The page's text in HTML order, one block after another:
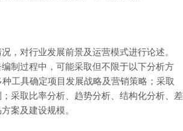
，对行业发展前景及运营模式进行论述。
制过程中，可能采取但不限于以下分析方
工具确定项目发展战略及营销策略；采取
采取比率分析、趋势分析、结构化分析、差
案及建设规模。